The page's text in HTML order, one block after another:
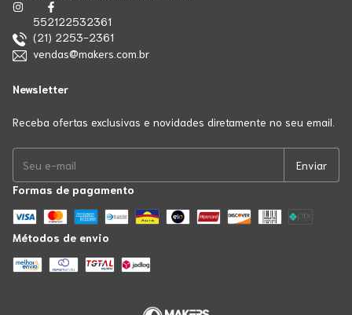
552122532361
(21) 2253-2361
vendas@makers.com.br
Newsletter
Receba ofertas exclusivas e novidades diretamente no seu email.
Formas de pagamento
Métodos de envio